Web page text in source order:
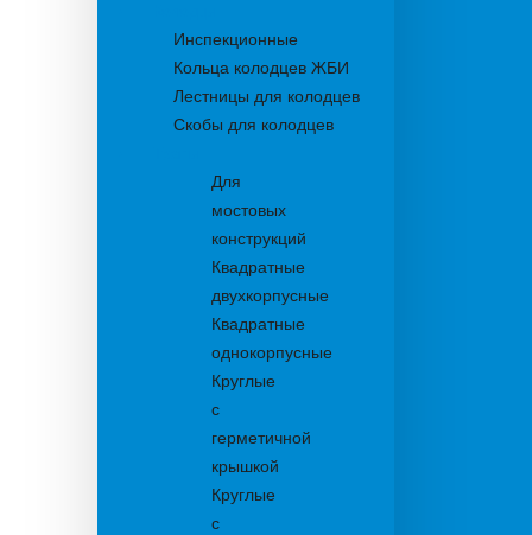
Инспекционные
Кольца колодцев ЖБИ
Лестницы для колодцев
Скобы для колодцев
Для
мостовых
конструкций
Квадратные
двухкорпусные
Квадратные
однокорпусные
Круглые
с
герметичной
крышкой
Круглые
с